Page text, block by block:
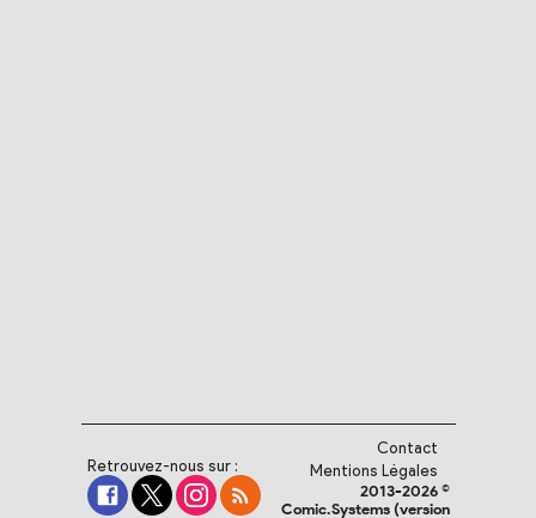
Retrouvez-nous sur :
Contact
Mentions Légales
2013-2026 ©
Comic.Systems (version